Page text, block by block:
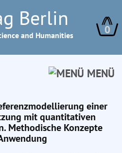
Berlin
and Humanities 0
MENÜ
einer
mit quantitativen
Methodische Konzepte